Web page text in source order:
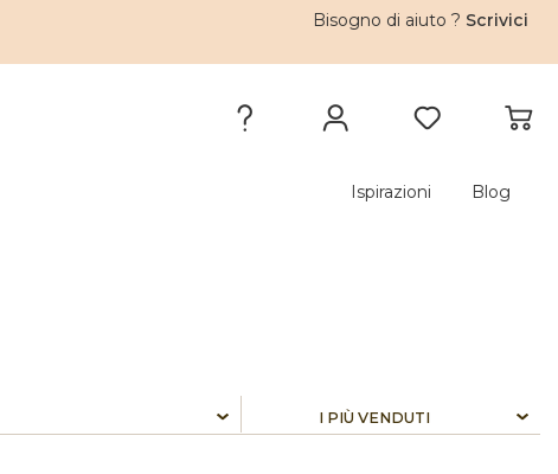
Bisogno di aiuto ? Scrivici
Ispirazioni Blog